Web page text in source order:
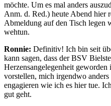
möchte. Um es mal anders
Anm. d. Red.) heute Abend hier
Abmeldung auf den Tisch legen
wehtun.
Ronnie: Definitiv! Ich bin seit
kann sagen, dass der BSV
Herzensangelegenheit
vorstellen, mich irgendwo
engagieren wie ich es hier tue.
gut geht.